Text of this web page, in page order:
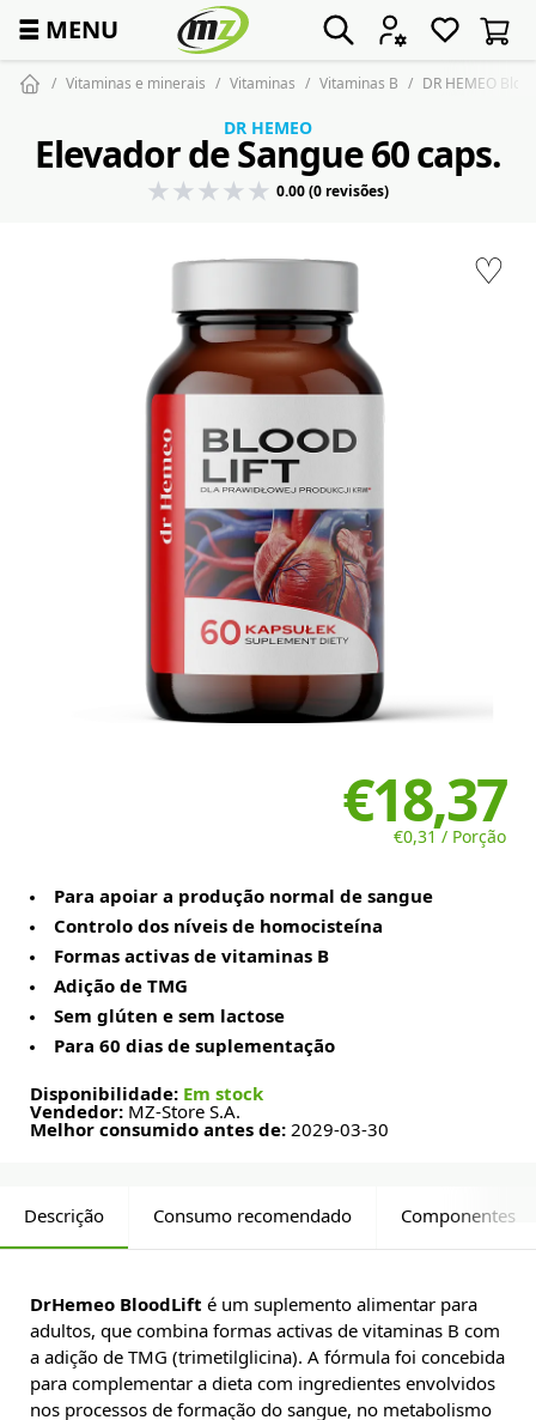
☰ MENU
Vitaminas e minerais Vitaminas Vitaminas B DR HEMEO
♡
DR HEMEO
Elevador de Sangue 60 caps.
0.00 (0 revisões)
€18,37
€0,31 / Porção
Para apoiar a produção normal de sangue
Controlo dos níveis de homocisteína
Formas activas de vitaminas B
Adição de TMG
Sem glúten e sem lactose
Para 60 dias de suplementação
Disponibilidade: Em stock
Vendedor: MZ-Store S.A.
Melhor consumido antes de: 2029-03-30
Descrição Consumo recomendado Componentes
DrHemeo BloodLift é um suplemento alimentar para
adultos, que combina formas activas de vitaminas B com
a adição de TMG (trimetilglicina). A fórmula foi concebida
para complementar a dieta com ingredientes envolvidos
nos processos de formação do sangue, no metabolismo